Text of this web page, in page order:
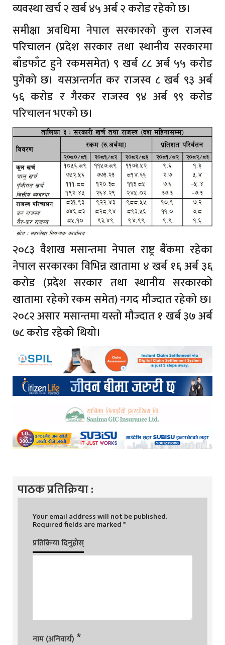
व्यवस्था खर्च २ खर्ब ४५ अर्ब २ करोड रहेको छ।
समीक्षा अवधिमा नेपाल सरकारको कुल राजस्व
परिचालन (प्रदेश सरकार तथा स्थानीय सरकारमा
बाँडफाँट हुने रकमसमेत) ९ खर्ब ८८ अर्ब ५५ करोड
पुगेको छ। यसअन्तर्गत कर राजस्व ८ खर्ब ९३ अर्ब
५६ करोड र गैरकर राजस्व ९४ अर्ब ९९ करोड
परिचालन भएको छ।
२०८३ वैशाख मसान्तमा नेपाल राष्ट्र बैंकमा रहेका
नेपाल सरकारका विभिन्न खातामा ४ खर्ब १६ अर्ब ३६
करोड (प्रदेश सरकार तथा स्थानीय सरकारको
खातामा रहेको रकम समेत) नगद मौज्दात रहेको छ।
२०८२ असार मसान्तमा यस्तो मौज्दात १ खर्ब ३७ अर्ब
७८ करोड रहेको थियो।
पाठक प्रतिक्रिया :
Your email address will not be published.
Required fields are marked*
प्रतिक्रिया दिनुहोस्
नाम (अनिवार्य) *